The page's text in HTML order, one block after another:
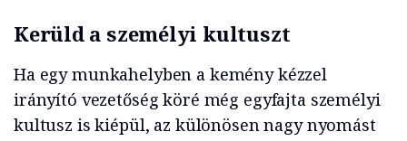
Kerüld a személyi kultuszt
Ha egy munkahelyben a kemény kézzel
irányító vezetőség köré még egyfajta személyi
kultusz is kiépül, az különösen nagy nyomást